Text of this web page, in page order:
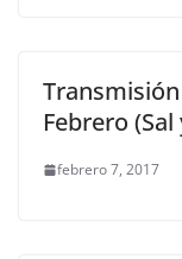
Febrero
febrero 7, 2017